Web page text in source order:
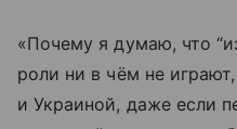
«Почему я думаю, что
роли ни в чём не
и Украиной, даже если